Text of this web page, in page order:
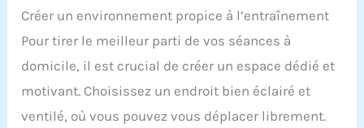
CORPS : Réalisez plus de 150 exercices ciblant
bras, jambes, dos, abdominaux et fessiers. Parfait
pour renforcement musculaire, perte de poids et
amélioration globale de la condition physique.
Créer un environnement propice à l’entraînement
Pour tirer le meilleur parti de vos séances à
domicile, il est crucial de créer un espace dédié et
motivant. Choisissez un endroit bien éclairé et
ventilé, où vous pouvez vous déplacer librement.